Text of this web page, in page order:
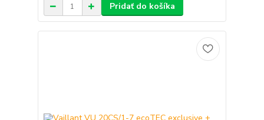
Pridať do košíka